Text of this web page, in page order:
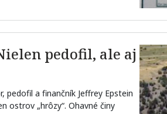
pedofil, ale aj
pedofil a finančník Jeffrey Epstein
ostrov „hrôzy“. Ohavné činy